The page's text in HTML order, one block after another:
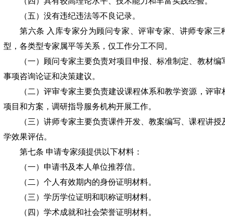
（五）没有违纪违法等不良记录。
第六条 入库专家分为顾问专家、评审专家、讲师专家三
型，各类型专家属平等关系，仅工作分工不同。
（一）顾问专家主要负责对项目申报、标准制定、教材编
事项咨询论证和决策建议。
（二）评审专家主要负责建设课程体系和教学资源，评审
项目和方案，调研指导服务机构开展工作。
（三）讲师专家主要负责课件开发、教案编写、课程讲授
学效果评估。
第七条 申请专家须提供以下材料：
（一）申请书及本人单位推荐信。
（二）个人有效期内的身份证明材料。
（三）学历学位证明和职称证明材料。
（四）学术成就和社会荣誉证明材料。